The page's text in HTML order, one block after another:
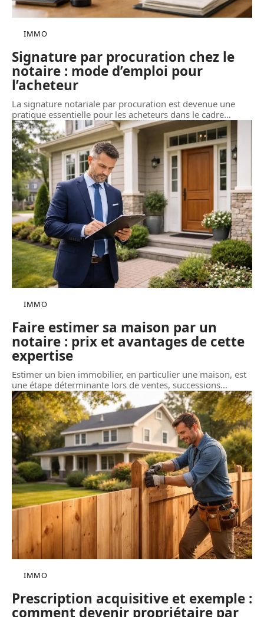
IMMO
Signature par procuration chez le
notaire : mode d’emploi pour
l’acheteur
La signature notariale par procuration est devenue une
pratique essentielle pour les acheteurs dans le cadre…
IMMO
Faire estimer sa maison par un
notaire : prix et avantages de cette
expertise
Estimer un bien immobilier, en particulier une maison, est
une étape déterminante lors de ventes, successions…
IMMO
Prescription acquisitive et exemple :
comment devenir propriétaire par